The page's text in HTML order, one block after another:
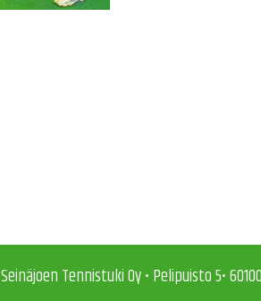
Seinäjoen Tennistuki Oy • Pelipuisto 5•